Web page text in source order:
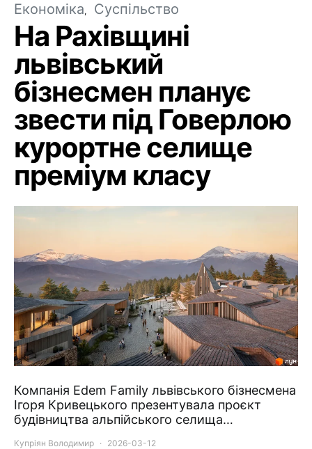
Економіка Суспільство
На Рахівщині
львівський
бізнесмен планує
звести під Говерлою
курортне селище
преміум класу
Компанія Edem Family львівського бізнесмена
Ігоря Кривецького презентувала проєкт
будівництва альпійського селища…
Купріян Володимир 2026-03-12